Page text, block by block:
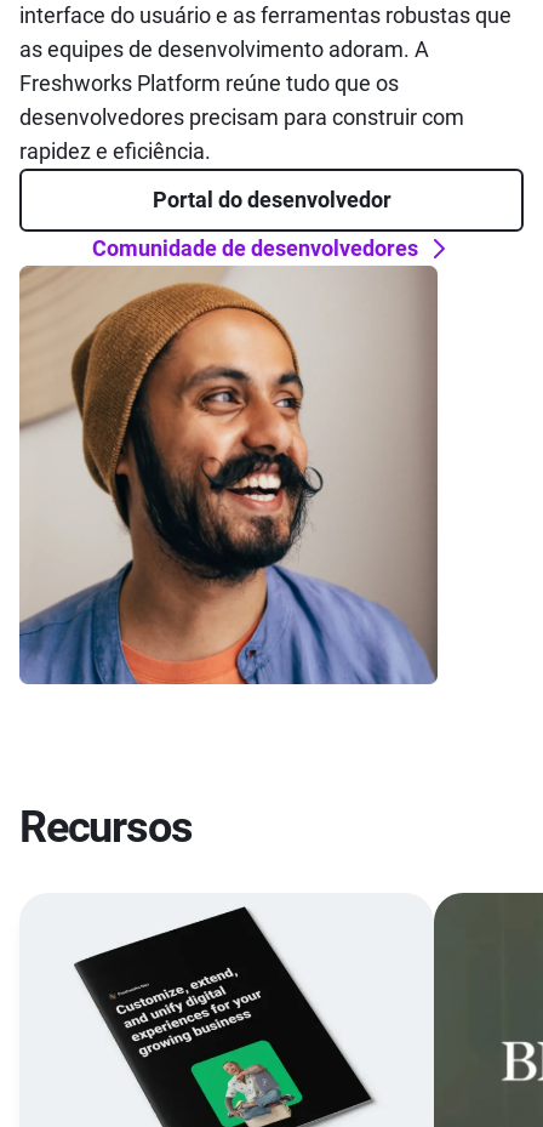
interface do usuário e as ferramentas robustas que
as equipes de desenvolvimento adoram. A
Freshworks Platform reúne tudo que os
desenvolvedores precisam para construir com
rapidez e eficiência.
Portal do desenvolvedor
Comunidade de desenvolvedores
Recursos